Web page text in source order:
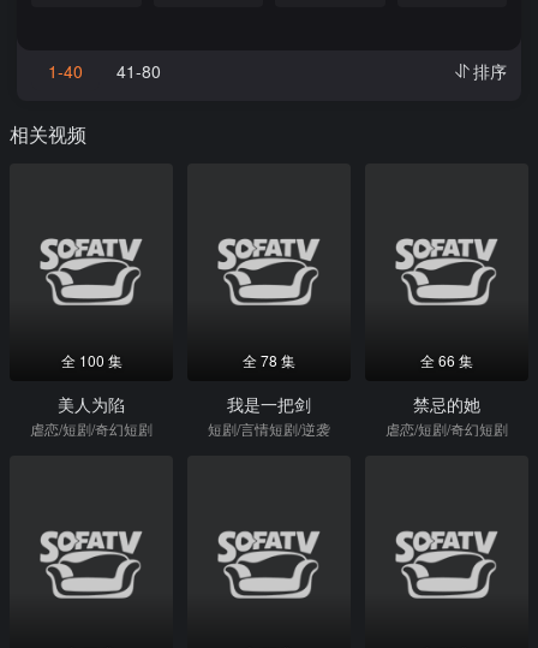
1-40 41-80 排序
相关视频
全 100 集
美人为陷
虐恋/短剧/奇幻短剧
全 78 集
我是一把剑
短剧/言情短剧/逆袭
全 66 集
禁忌的她
虐恋/短剧/奇幻短剧